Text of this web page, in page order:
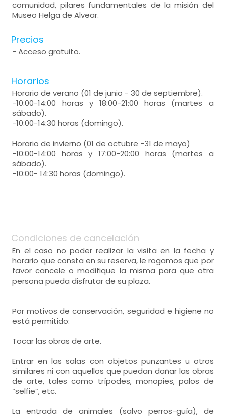
comunidad, pilares fundamentales de la misión del
Museo Helga de Alvear.
Precios
- Acceso gratuito.
Horarios
Horario de verano (01 de junio - 30 de septiembre).
-10:00-14:00 horas y 18:00-21:00 horas (martes a
sábado).
-10:00-14:30 horas (domingo).
Horario de invierno (01 de octubre -31 de mayo)
-10:00-14:00 horas y 17:00-20:00 horas (martes a
sábado).
-10:00- 14:30 horas (domingo).
Condiciones de cancelación
En el caso no poder realizar la visita en la fecha y
horario que consta en su reserva, le rogamos que por
favor cancele o modifique la misma para que otra
persona pueda disfrutar de su plaza.
Por motivos de conservación, seguridad e higiene no
está permitido:
Tocar las obras de arte.
Entrar en las salas con objetos punzantes u otros
similares ni con aquellos que puedan dañar las obras
de arte, tales como trípodes, monopies, palos de
“selfie”, etc.
La entrada de animales (salvo perros-guía), de